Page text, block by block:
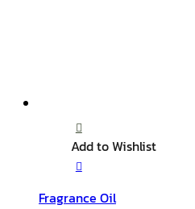
Add to Wishlist
Fragrance Oil